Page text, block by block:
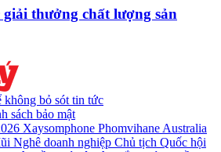
giải thưởng chất lượng sản
không bỏ sót tin tức
sách bảo mật
Xaysomphone Phomvihane Australia
Nghê doanh nghiệp Chủ tịch Quốc hội